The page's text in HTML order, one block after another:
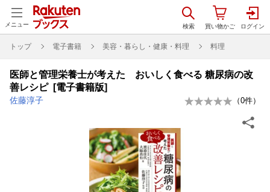
メニュー
トップ 電子書籍 美容・暮らし・健康・料理 料理
医師と管理栄養士が考えた おいしく食べる 糖尿病の改
善レシピ [電子書籍版]
佐藤淳子 （0件）